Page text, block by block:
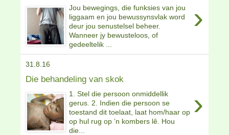
›
Jou bewegings, die funksies van jou
liggaam en jou bewussynsvlak word
deur jou senustelsel beheer.
Wanneer jy bewusteloos, of
gedeeltelik ...
31.8.16
Die behandeling van skok
›
1. Stel die persoon onmiddellik
gerus. 2. Indien die persoon se
toestand dit toelaat, laat hom/haar op
op hul rug op ’n kombers lê. Hou
die...